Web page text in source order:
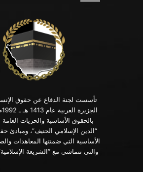
تأسست لجنة الدفاع عن حقوق
بالحقوق الأساسية والحريات العامة
“الدين الإسلامي الحنيف”، ومبادئ
الأساسية التي ضمنتها المعاهدات
والتي تتماشى مع “الشريعة